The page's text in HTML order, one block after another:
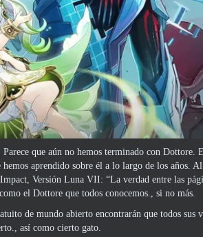
que aún no hemos terminado con Dottore.
aprendido sobre él a lo largo de los años.
Versión Luna VII: “La verdad entre las
el Dottore que todos conocemos., si no más.
de mundo abierto encontrarán que todos sus
así como cierto gato.